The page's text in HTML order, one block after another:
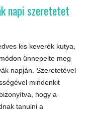
napi szeretetet
kis keverék kutya,
ünnepelte meg
napján. Szeretetével
mindenkit
hogy a
tanulni a